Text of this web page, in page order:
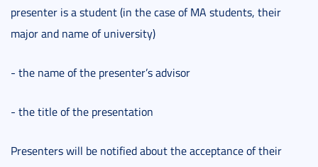
presenter is a student (in the case of MA students, their
major and name of university)
- the name of the presenter’s advisor
- the title of the presentation
Presenters will be notified about the acceptance of their